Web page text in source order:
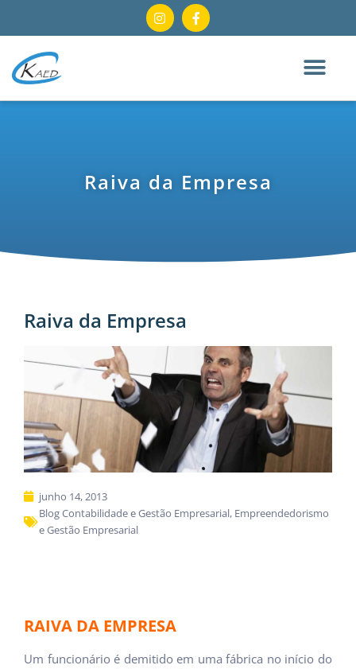
Raiva da Empresa
Raiva da Empresa
junho 14, 2013
Blog Contabilidade e Gestão Empresarial, Empreendedorismo
e Gestão Empresarial
RAIVA DA EMPRESA
Um funcionário é demitido em uma fábrica no início do